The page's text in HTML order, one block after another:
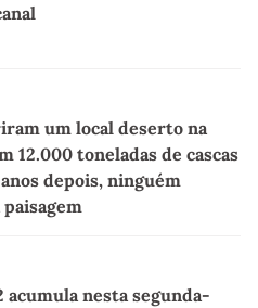
um local deserto na
12.000 toneladas de cascas
depois, ninguém
acumula nesta segunda-